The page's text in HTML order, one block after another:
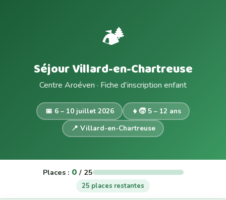
🏕️
Séjour Villard-en-Chartreuse
Centre Aroéven · Fiche d'inscription enfant
📅 6 – 10 juillet 2026
👧🧒 5 – 12 ans
📍 Villard-en-Chartreuse
Places : 0 / 25
25 places restantes